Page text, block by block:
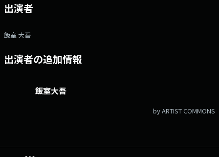
出演者
飯室 大吾
出演者の追加情報
飯室大吾
by ARTIST COMMONS